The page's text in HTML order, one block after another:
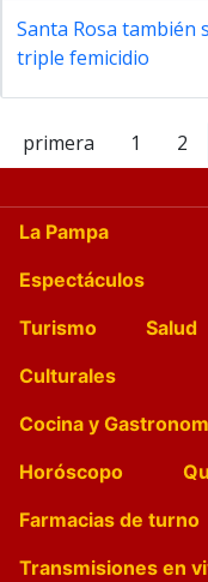
Santa Rosa también
triple femicidio
primera 1 2
La Pampa
Espectáculos
Turismo
Salud
Culturales
Cocina y
Horóscopo
Farmacias de turno
Transmisiones en